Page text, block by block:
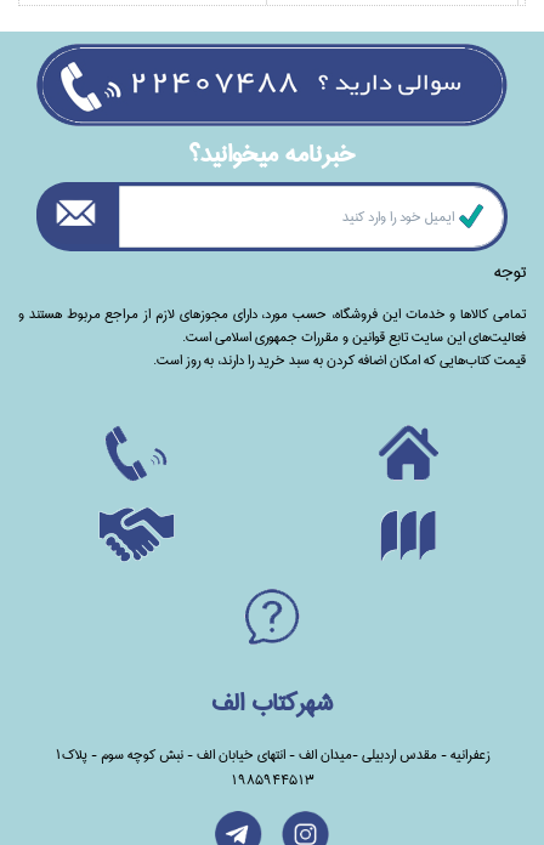
خبرنامه ميخوانيد؟
توجه
تمامی‌ کالاها و خدمات این فروشگاه، حسب مورد،‌ دارای مجوزهای لازم از مراجع مربوط هستند ‌و‌‌
فعالیت‌های این سایت تابع قوانین و مقررات جمهوری اسلامی است.
قیمت کتاب‌هایی که امکان اضافه کردن به سبد خرید را دارند،‌ به روز است.
شهرکتاب الف
زعفرانیه - مقدس اردبیلی -میدان الف - انتهای خیابان الف - نبش کوچه سوم - پلاک1
1985944513